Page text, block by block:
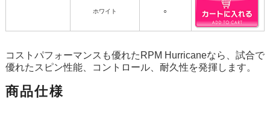
ホワイト ○
コストパフォーマンスも優れたRPM Hurricaneなら、試合で
優れたスピン性能、コントロール、耐久性を発揮します。
商品仕様